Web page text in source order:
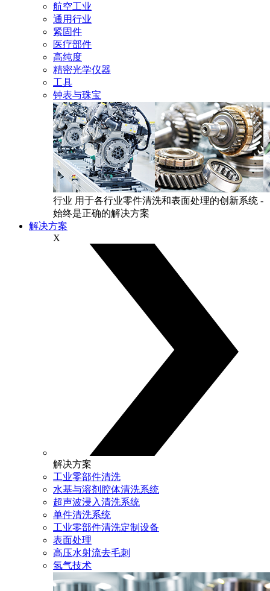
航空工业
通用行业
紧固件
医疗部件
高纯度
精密光学仪器
工具
钟表与珠宝
行业 用于各行业零件清洗和表面处理的创新系统 -
始终是正确的解决方案
解决方案
X
解决方案
工业零部件清洗
水基与溶剂腔体清洗系统
超声波浸入清洗系统
单件清洗系统
工业零部件清洗定制设备
表面处理
高压水射流去毛刺
氢气技术